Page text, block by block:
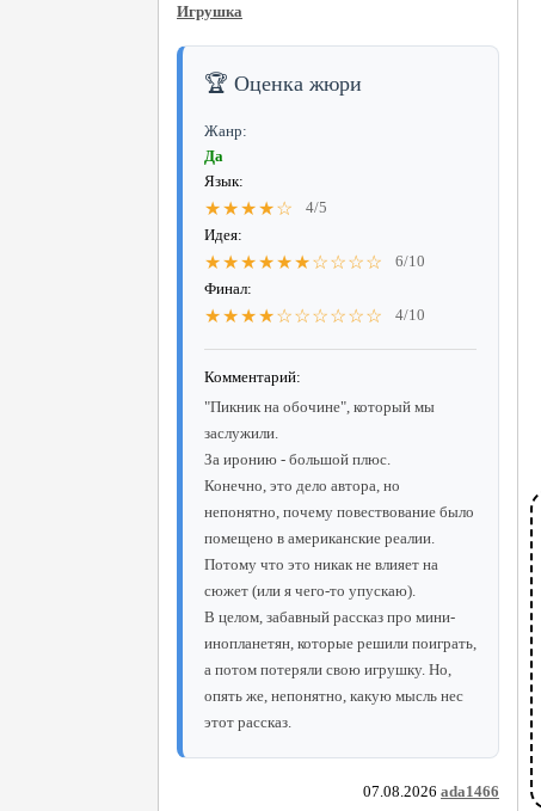
Игрушка
🏆 Оценка жюри
Жанр:
Да
Язык:
★★★★☆
4/5
Идея:
★★★★★★☆☆☆☆
6/10
Финал:
★★★★☆☆☆☆☆☆ 4/10
Комментарий:
"Пикник на обочине", который мы
заслужили.
За иронию - большой плюс.
Конечно, это дело автора, но
непонятно, почему повествование было
помещено в американские реалии.
Потому что это никак не влияет на
сюжет (или я чего-то упускаю).
В целом, забавный рассказ про мини-
инопланетян, которые решили поиграть,
а потом потеряли свою игрушку. Но,
опять же, непонятно, какую мысль нес
этот рассказ.
07.08.2026 ada1466